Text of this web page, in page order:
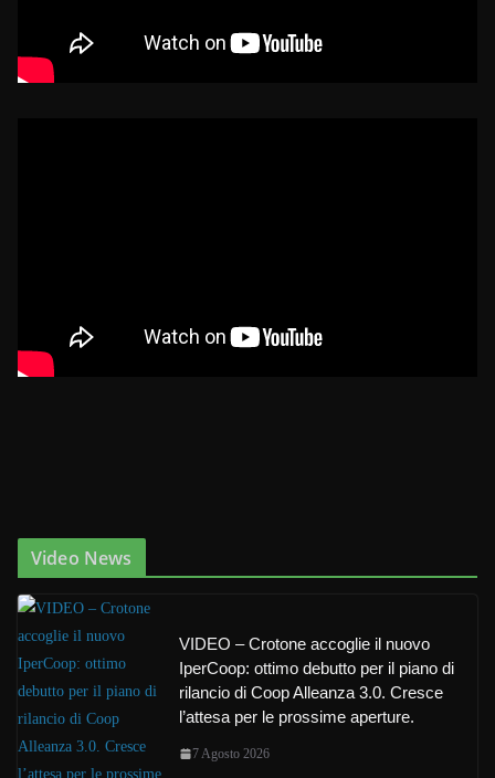
Video News
VIDEO – Crotone accoglie il nuovo
IperCoop: ottimo debutto per il piano di
rilancio di Coop Alleanza 3.0. Cresce
l’attesa per le prossime aperture.
7 Agosto 2026